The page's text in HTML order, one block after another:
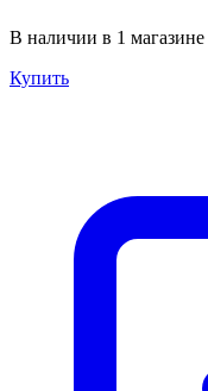
В наличии в 1 магазине
Купить